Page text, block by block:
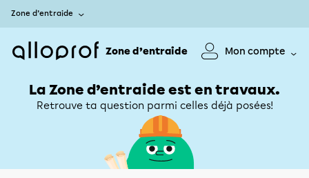
Zone d’entraide
Zone d’entraide Mon compte
La Zone d’entraide est en travaux.
Retrouve ta question parmi celles déjà posées!